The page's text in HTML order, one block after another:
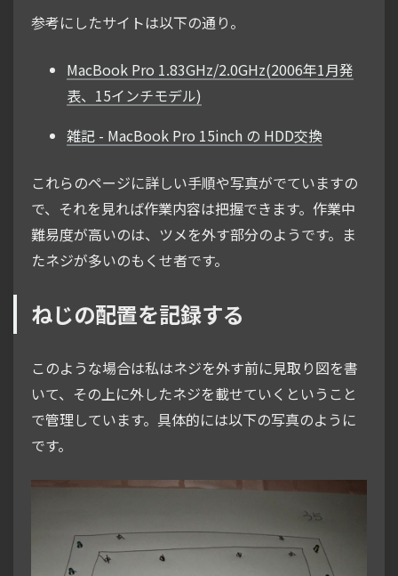
参考にしたサイトは以下の通り。
MacBook Pro 1.83GHz/2.0GHz(2006年1月発
表、15インチモデル)
雑記 - MacBook Pro 15inch の HDD交換
これらのページに詳しい手順や写真がでていますの
で、それを見れば作業内容は把握できます。作業中
難易度が高いのは、ツメを外す部分のようです。ま
たネジが多いのもくせ者です。
ねじの配置を記録する
このような場合は私はネジを外す前に見取り図を書
いて、その上に外したネジを載せていくということ
で管理しています。具体的には以下の写真のように
です。